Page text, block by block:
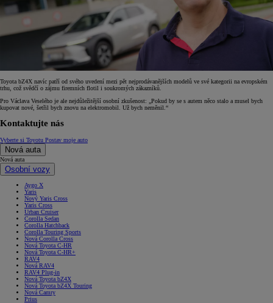
Toyota bZ4X navíc patří od svého uvedení mezi pět nejprodávanějších modelů ve své kategorii na evropském
trhu, což svědčí o zájmu firemních flotil i soukromých zákazníků.
Pro Václava Veselého je ale nejdůležitější osobní zkušenost: „Pokud by se s autem něco stalo a musel bych
kupovat nové, šetřil bych znovu na elektromobil. Už bych neměnil.“
Kontaktujte nás
Vyberte si Toyotu Postav moje auto
Nová auta
Nová auta
Osobní vozy
Aygo X
Yaris
Nový Yaris Cross
Yaris Cross
Urban Cruiser
Corolla Sedan
Corolla Hatchback
Corolla Touring Sports
Nová Corolla Cross
Nová Toyota C-HR
Nová Toyota C-HR+
RAV4
Nová RAV4
RAV4 Plug-in
Nová Toyota bZ4X
Nová Toyota bZ4X Touring
Nová Camry
Prius